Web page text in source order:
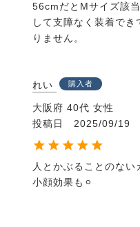
56cmだとMサイズ該
して支障なく装着で
りません。
れい 購入者
大阪府 40代 女性
投稿日
2025/09/19
人とかぶることのない
小顔効果も⚪︎